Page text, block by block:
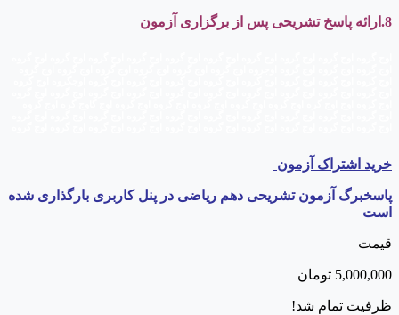
8.ارائه پاسخ تشریحی پس از برگزاری آزمون
خرید اشتراک آزمون
پاسخبرگ آزمون تشریحی دهم ریاضی در پنل کاربری بارگذاری شده
است
قیمت
5,000,000 تومان
ظرفیت تمام شد!